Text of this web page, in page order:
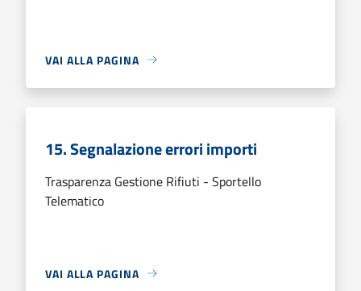
VAI ALLA PAGINA
15. Segnalazione errori importi
Trasparenza Gestione Rifiuti - Sportello
Telematico
VAI ALLA PAGINA